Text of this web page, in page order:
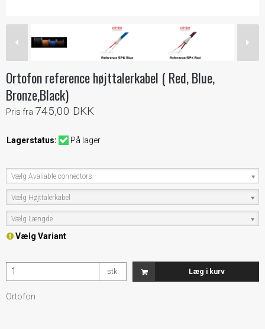
Ortofon reference højttalerkabel ( Red, Blue,
Bronze,Black)
Pris fra 745,00 DKK
Lagerstatus: På lager
Vælg Avaliable connectors
Vælg Højttalerkabel
Vælg Længde
Vælg Variant
stk. Læg i kurv
Ortofon